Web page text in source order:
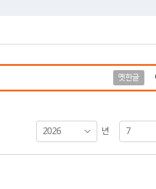
옛한글
2026 년 7